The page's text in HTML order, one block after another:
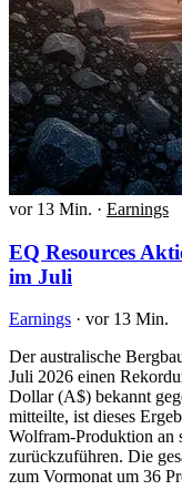
vor 13 Min. · Earnings
EQ Resources
im Juli
Earnings · vor 13 Min.
Der australische
Juli 2026 einen
Dollar (A$) bekannt
mitteilte, ist dieses
Wolfram-Produktion an
zurückzuführen. Die
zum Vormonat um 36